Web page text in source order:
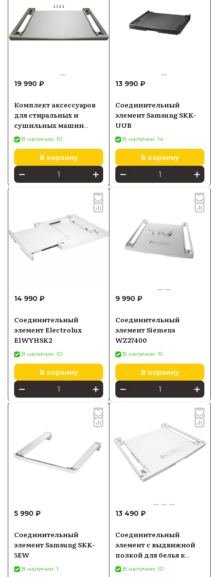
19 990 ₽
Комплект аксессуаров
для стиральных и
сушильных машин
Bosch WTZ2750X
(монтажный комплект,
телескопическая полка)
В наличии: 10
В корзину
13 990 ₽
Соединительный
элемент Samsung SKK-
UUB
В наличии: 14
В корзину
14 990 ₽
Соединительный
элемент Electrolux
E1WYHSK2
В наличии: 10
В корзину
9 990 ₽
Соединительный
элемент Siemens
WZ27400
В наличии: 19
В корзину
5 990 ₽
Соединительный
элемент Samsung SKK-
5EW
В наличии: 1
13 490 ₽
Соединительный
элемент с выдвижной
полкой для белья к
сушильным и
стиральным машинам
В наличии: 10